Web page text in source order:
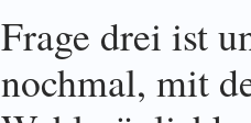
Frage drei ist
nochmal, mit